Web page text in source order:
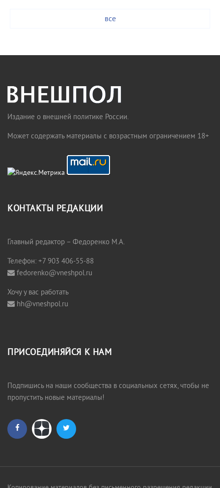
все
Издание о внешней политике России.
Может содержать материалы с возрастным ограничением 18+
КОНТАКТЫ РЕДАКЦИИ
Главный редактор – Федоренко М.А.
Телефон: +7 903 406-55-88
fedorenko@vneshpol.ru
Хочу у вас работать
hh@vneshpol.ru
ПРИСОЕДИНЯЙСЯ К НАМ
Подпишись на наши сообщества в социальных сетях, чтобы не
пропустить новые материалы!